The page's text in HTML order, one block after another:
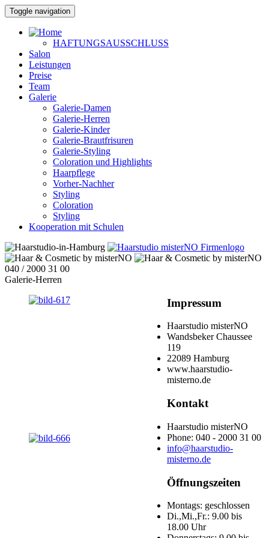
Toggle navigation
HAFTUNGSAUSSCHLUSS
Salon
Leistungen
Preise
Team
Galerie
Galerie-Damen
Galerie-Herren
Galerie-Kinder
Galerie-Brautfrisuren
Galerie-Styling
Coloration und Highlights
Haarpflege
Vorher-Nachher
Styling
Coloration
Styling
Kooperation mit Schulen
040 / 2000 31 00
Galerie-Herren
Impressum
Haarstudio misterNO
Wandsbeker Chaussee
119
22089 Hamburg
www.haarstudio-
misterno.de
Kontakt
Haarstudio misterNO
Phone: 040 - 2000 31 00
info@haarstudio-
misterno.de
Öffnungszeiten
Montags: geschlossen
Di.,Mi.,Fr.: 9.00 bis
18.00 Uhr